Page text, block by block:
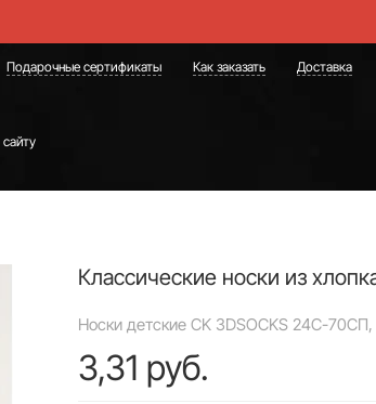
Подарочные сертификаты Как заказать Доставка
Классические носки из
Носки детские CK 3DSOCKS 24С-
3,31 руб.